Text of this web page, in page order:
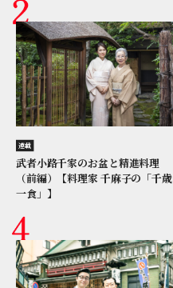
連載
武者小路千家のお盆と精進料理
（前編）【料理家 千麻子の「千歳
一食」】